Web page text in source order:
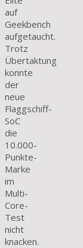
auf
Geekbench
aufgetaucht.
Trotz
Übertaktung
konnte
der
neue
Flaggschiff-
SoC
die
10.000-
Punkte-
Marke
im
Multi-
Core-
Test
nicht
knacken.